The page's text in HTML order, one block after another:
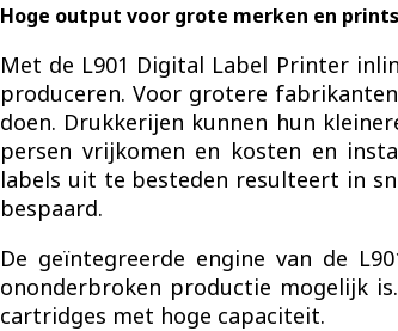
Hoge output voor grote merken en
Met de L901 Digital Label Printer
produceren. Voor grotere
doen. Drukkerijen kunnen hun
persen vrijkomen en kosten en
labels uit te besteden resulteert in
bespaard.
De geïntegreerde engine van de
ononderbroken productie mogelijk
cartridges met hoge capaciteit.